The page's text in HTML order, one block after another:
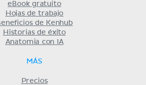
eBook gratuito
Hojas de trabajo
de Kenhub
Historias de éxito
Anatomia con IA
MÁS
Precios